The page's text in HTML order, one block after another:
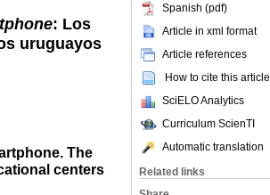
Spanish (pdf)
Article in xml format
Article references
How to cite this article
SciELO Analytics
Curriculum ScienTI
Automatic translation
Related links
: Los
uruguayos
The
centers